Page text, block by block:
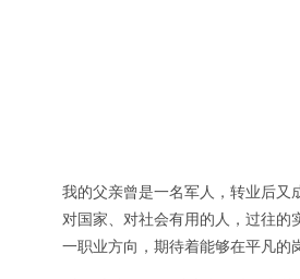
我的父亲曾是一名军人，转业后又
对国家、对社会有用的人，过往
一职业方向，期待着能够在平凡的